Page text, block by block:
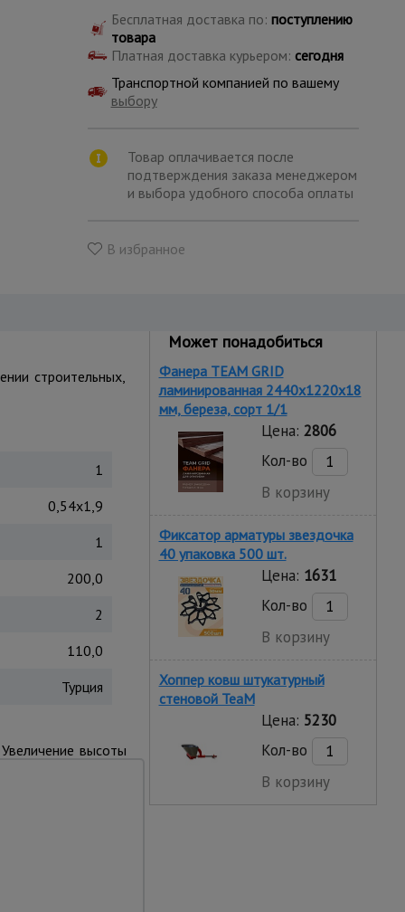
всех
Бесплатная доставка по: поступлению
товара
Платная доставка курьером: сегодня
Транспортной компанией по вашему
выбору
Товар оплачивается после
подтверждения заказа менеджером
и выбора удобного способа оплаты
В избранное
строительных,
1
0,54х1,9
1
200,0
2
110,0
Турция
высоты
положении.
площадке
Может понадобиться
Фанера TEAM GRID
ламинированная 2440х1220х18
мм, береза, сорт 1/1
Цена: 2806
Кол-во
В корзину
Фиксатор арматуры звездочка
40 упаковка 500 шт.
Цена: 1631
Кол-во
В корзину
Хоппер ковш штукатурный
стеновой TeaM
Цена: 5230
Кол-во
В корзину